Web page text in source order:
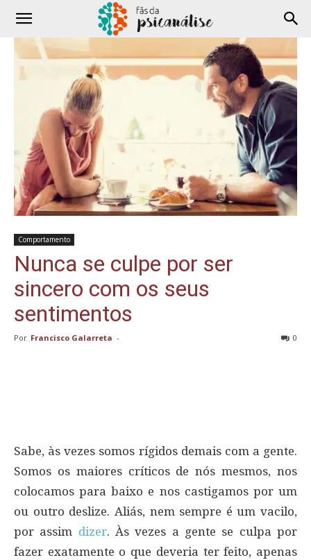
Comportamento
Nunca se culpe por ser
sincero com os seus
sentimentos
Por Francisco Galarreta - 0
Sabe, às vezes somos rígidos demais com a gente.
Somos os maiores críticos de nós mesmos, nos
colocamos para baixo e nos castigamos por um
ou outro deslize. Aliás, nem sempre é um vacilo,
por assim dizer. Às vezes a gente se culpa por
fazer exatamente o que deveria ter feito, apenas